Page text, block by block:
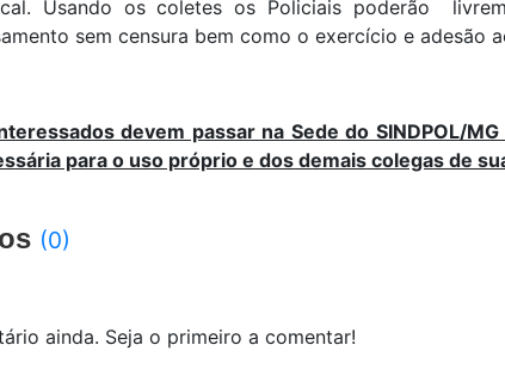
Usando os coletes os Policiais poderão
sem censura bem como o exercício e adesão
devem passar na Sede do SINDPOL/
para o uso próprio e dos demais colegas de
(0)
ainda. Seja o primeiro a comentar!